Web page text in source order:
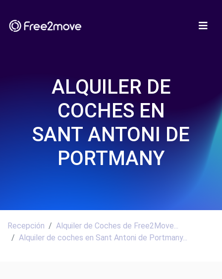
ALQUILER DE
COCHES EN
SANT ANTONI DE
PORTMANY
Recepción
Alquiler de Coches de Free2Move...
Alquiler de coches en Sant Antoni de Portmany...